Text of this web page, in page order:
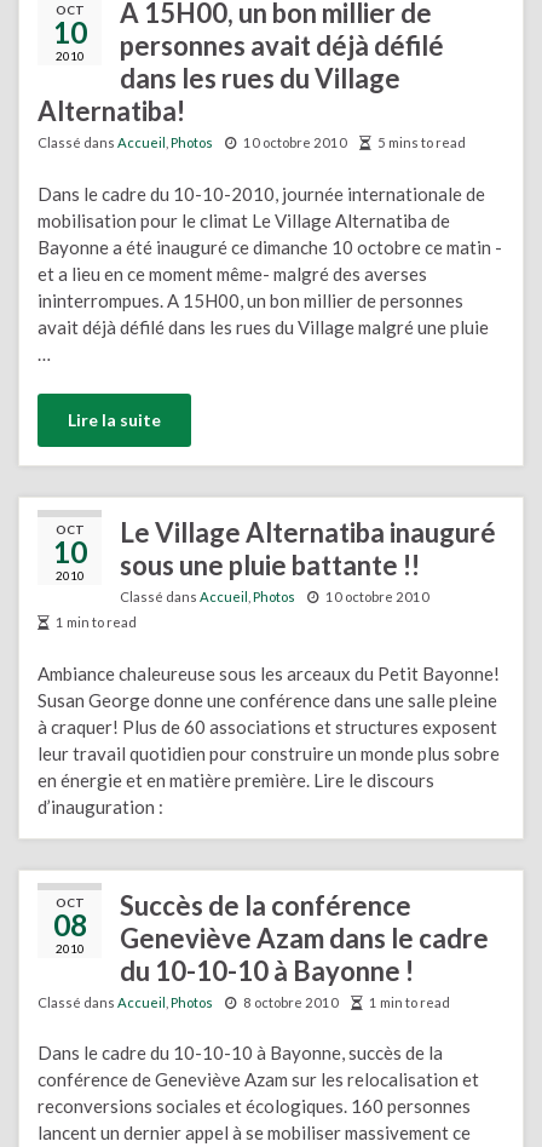
OCT
10
2010
A 15H00, un bon millier de
personnes avait déjà défilé
dans les rues du Village
Alternatiba!
Classé dans Accueil Photos 10 octobre 2010 5 mins to read
Dans le cadre du 10-10-2010, journée internationale de
mobilisation pour le climat Le Village Alternatiba de
Bayonne a été inauguré ce dimanche 10 octobre ce matin -
et a lieu en ce moment même- malgré des averses
ininterrompues. A 15H00, un bon millier de personnes
avait déjà défilé dans les rues du Village malgré une pluie
Lire la suite
OCT
10
2010
Le Village Alternatiba inauguré
sous une pluie battante !!
Classé dans Accueil Photos
10 octobre 2010
1 min to read
Ambiance chaleureuse sous les arceaux du Petit Bayonne!
Susan George donne une conférence dans une salle pleine
à craquer! Plus de 60 associations et structures exposent
leur travail quotidien pour construire un monde plus sobre
en énergie et en matière première. Lire le discours
d’inauguration :
OCT
08
2010
Succès de la conférence
Geneviève Azam dans le cadre
du 10-10-10 à Bayonne !
Classé dans Accueil Photos 8 octobre 2010 1 min to read
Dans le cadre du 10-10-10 à Bayonne, succès de la
conférence de Geneviève Azam sur les relocalisation et
reconversions sociales et écologiques. 160 personnes
lancent un dernier appel à se mobiliser massivement ce